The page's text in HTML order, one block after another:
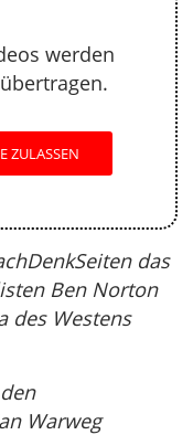
werden
ZULASSEN
das
Ben Norton
des Westens
Warweg